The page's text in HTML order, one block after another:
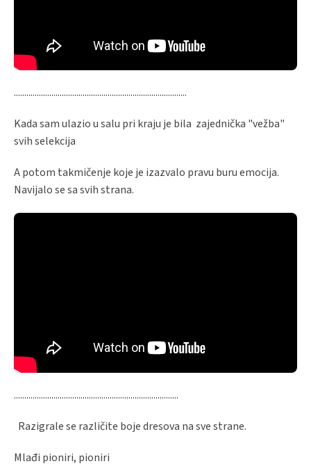
...................................................................................
Kada sam ulazio u salu pri kraju je bila zajednička "vežba"
svih selekcija
A potom takmičenje koje je izazvalo pravu buru emocija.
Navijalo se sa svih strana.
...............................................................................
Razigrale se različite boje dresova na sve strane.
Mlađi pioniri, pioniri